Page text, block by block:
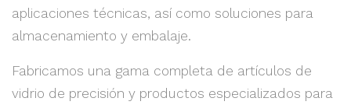
aplicaciones técnicas, así como soluciones para
almacenamiento y embalaje.
Fabricamos una gama completa de artículos de
vidrio de precisión y productos especializados para